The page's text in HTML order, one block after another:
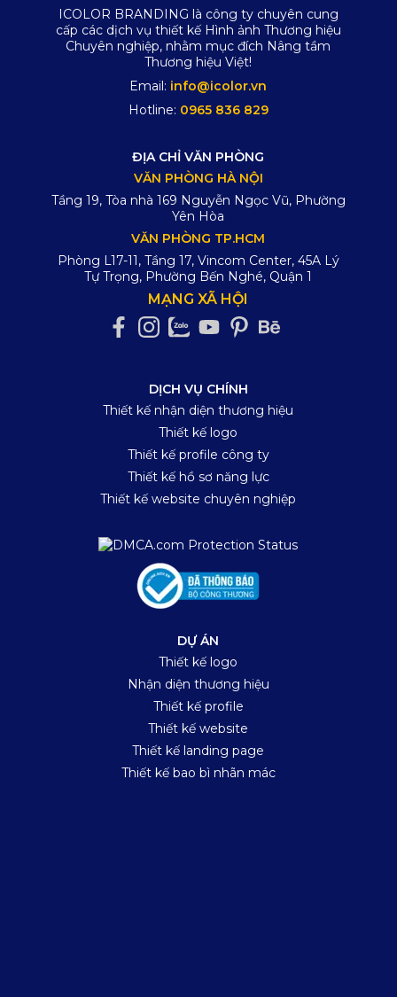
ICOLOR BRANDING là công ty chuyên cung
cấp các dịch vụ thiết kế Hình ảnh Thương hiệu
Chuyên nghiệp, nhằm mục đích Nâng tầm
Thương hiệu Việt!
Email: info@icolor.vn
Hotline: 0965 836 829
ĐỊA CHỈ VĂN PHÒNG
VĂN PHÒNG HÀ NỘI
Tầng 19, Tòa nhà 169 Nguyễn Ngọc Vũ, Phường
Yên Hòa
VĂN PHÒNG TP.HCM
Phòng L17-11, Tầng 17, Vincom Center, 45A Lý
Tự Trọng, Phường Bến Nghé, Quận 1
MẠNG XÃ HỘI
DỊCH VỤ CHÍNH
Thiết kế nhận diện thương hiệu
Thiết kế logo
Thiết kế profile công ty
Thiết kế hồ sơ năng lực
Thiết kế website chuyên nghiệp
DỰ ÁN
Thiết kế logo
Nhận diện thương hiệu
Thiết kế profile
Thiết kế website
Thiết kế landing page
Thiết kế bao bì nhãn mác